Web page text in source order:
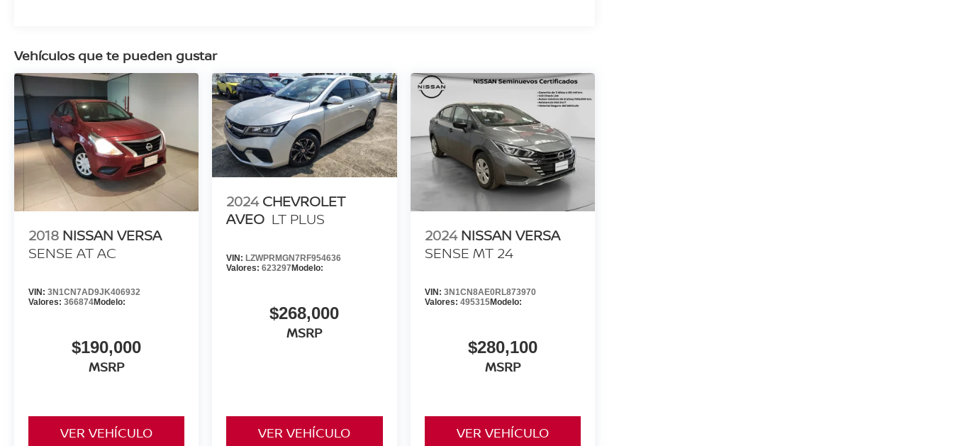
Vehículos que te pueden gustar
2018 NISSAN VERSA
SENSE AT AC
VIN: 3N1CN7AD9JK406932
Valores: 366874Modelo:
$190,000
MSRP
VER VEHÍCULO
2024 CHEVROLET
AVEO LT PLUS
VIN:LZWPRMGN7RF954636
Valores:623297Modelo:
$268,000
MSRP
VER VEHÍCULO
2024 NISSAN VERSA
SENSE MT 24
VIN: 3N1CN8AE0RL873970
Valores: 495315Modelo:
$280,100
MSRP
VER VEHÍCULO